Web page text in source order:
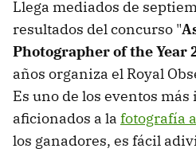
Llega mediados de
resultados del concurso "
Photographer of the Year
años organiza el Royal
Es uno de los eventos
aficionados a la fotografía
los ganadores, es fácil